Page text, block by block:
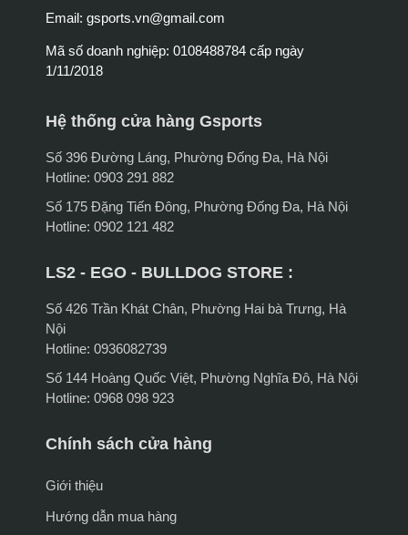
Email: gsports.vn@gmail.com
Mã số doanh nghiệp: 0108488784 cấp ngày
1/11/2018
Hệ thống cửa hàng Gsports
Số 396 Đường Láng, Phường Đống Đa, Hà Nội
Hotline: 0903 291 882
Số 175 Đặng Tiến Đông, Phường Đống Đa, Hà Nội
Hotline: 0902 121 482
LS2 - EGO - BULLDOG STORE :
Số 426 Trần Khát Chân, Phường Hai bà Trưng, Hà
Nội
Hotline: 0936082739
Số 144 Hoàng Quốc Việt, Phường Nghĩa Đô, Hà Nội
Hotline: 0968 098 923
Chính sách cửa hàng
Giới thiệu
Hướng dẫn mua hàng